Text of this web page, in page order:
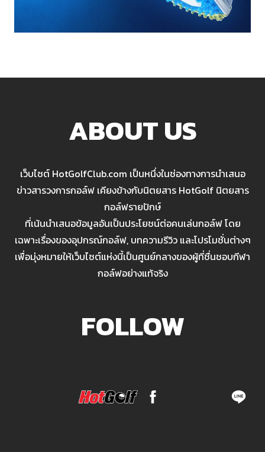
ABOUT US
เว็บไซต์ HotGolfClub.com เป็นหนึ่งในช่องทางการนำเสนอ
ข่าวสารวงการกอล์ฟ เคียงข้างกับนิตยสาร HotGolf นิตยสาร
กอล์ฟรายปักษ์
ที่เน้นนำเสนอข้อมูลอันเป็นประโยชน์ต่อคนเล่นกอล์ฟ โดย
เฉพาะเรื่องของอุปกรณ์กอล์ฟ, บทความรีวิว และโปรโมชั่นต่างๆ
เพื่อมุ่งหมายให้เว็บไซต์แห่งนี้เป็นศูนย์กลางของผู้ที่ชื่นชอบกีฬา
กอล์ฟอย่างแท้จริง
FOLLOW